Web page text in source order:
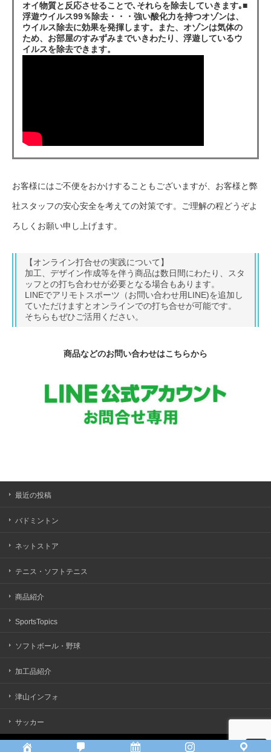
オイ物質と反応させることで､それらを除去していきます｡■
浮遊ウイルス99％除去・・・強い酸化力を持つオゾンは、
ウイルス除去に効果を発揮します。また、オゾンは気体の
ため、お部屋のすみずみまでいきわたり、浮遊しているウ
イルスを除去できます。
お客様にはご不便をおかけすることもございますが、お客様と弊
社スタッフの安心安全を考えての対策です。ご理解の程どうぞよ
ろしくお願い申し上げます。
【オンライン打合せの実践について】
加工、デザイン作成等を伴う商品は数日間にわたり、スタ
ッフとの打ち合わせが必要となる場合もあります。
LINEでアリモトスポーツ（お問い合わせ用LINE)を追加し
ていただけますとオンラインでの打ち合せが可能です。
そちらもぜひご活用ください。
商品などのお問い合わせはこちらから
最近の投稿
バドミントン
ネットストア
テニス・ソフトテニス
商品紹介
SportsTopics
ソフトボール・野球
加工品紹介
津山インフォ
サッカー
Copyright © アリモトスポーツ All rights reserved.